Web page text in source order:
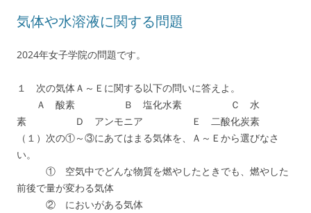
気体や水溶液に関する問題
2024年女子学院の問題です。
１ 次の気体Ａ～Ｅに関する以下の問いに答えよ。
Ａ 酸素 Ｂ 塩化水素 Ｃ 水
素 Ｄ アンモニア Ｅ 二酸化炭素
（１）次の①～③にあてはまる気体を、Ａ～Ｅから選びなさ
い。
① 空気中でどんな物質を燃やしたときでも、燃やした
前後で量が変わる気体
② においがある気体